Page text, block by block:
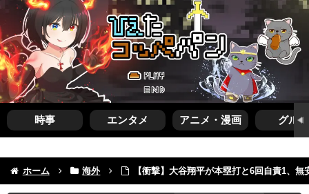
時事 エンタメ アニメ・漫画 グルメ
ホーム 海外 【衝撃】大谷翔平が本塁打と6回自責1、